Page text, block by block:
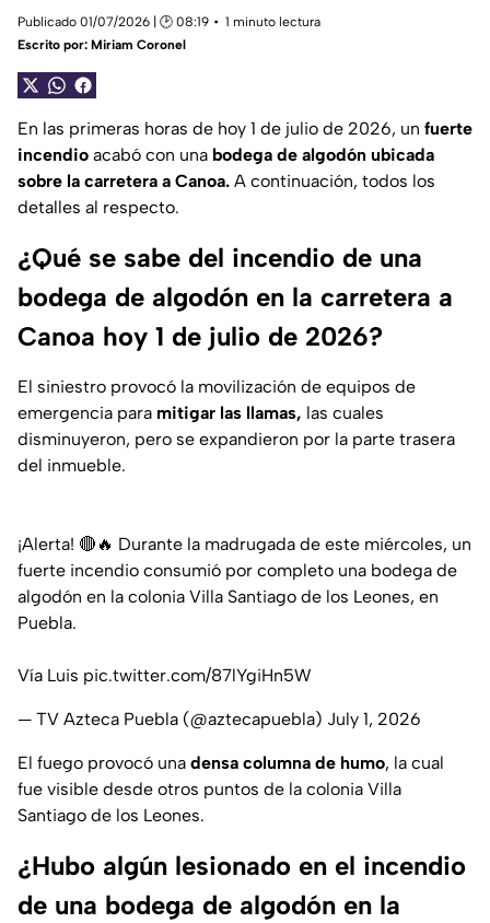
Publicado 01/07/2026 | 🕑 08:19
1 minuto lectura
Escrito por: Miriam Coronel
En las primeras horas de hoy 1 de julio de 2026, un fuerte
incendio acabó con una bodega de algodón ubicada
sobre la carretera a Canoa. A continuación, todos los
detalles al respecto.
¿Qué se sabe del incendio de una
bodega de algodón en la carretera a
Canoa hoy 1 de julio de 2026?
El siniestro provocó la movilización de equipos de
emergencia para mitigar las llamas, las cuales
disminuyeron, pero se expandieron por la parte trasera
del inmueble.
¡Alerta! 🔴🔥 Durante la madrugada de este miércoles, un
fuerte incendio consumió por completo una bodega de
algodón en la colonia Villa Santiago de los Leones, en
Puebla.
Vía Luis pic.twitter.com/87lYgiHn5W
— TV Azteca Puebla (@aztecapuebla) July 1, 2026
El fuego provocó una densa columna de humo, la cual
fue visible desde otros puntos de la colonia Villa
Santiago de los Leones.
¿Hubo algún lesionado en el incendio
de una bodega de algodón en la